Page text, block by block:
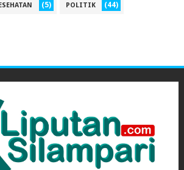
(5) POLITIK (44)